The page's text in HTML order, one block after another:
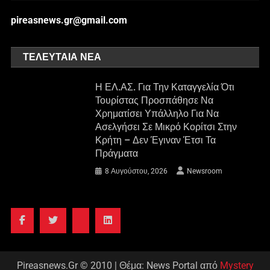
pireasnews.gr@gmail.com
ΤΕΛΕΥΤΑΊΑ ΝΈΑ
Η ΕΛ.ΑΣ. Για Την Καταγγελία Ότι
Τουρίστας Προσπάθησε Να
Χρηματίσει Υπάλληλο Για Να
Ασελγήσει Σε Μικρό Κορίτσι Στην
Κρήτη – Δεν Έγιναν Έτσι Τα
Πράγματα
8 Αυγούστου, 2026 Newsroom
Pireasnews.Gr © 2010 Θέμα: News Portal από Mystery